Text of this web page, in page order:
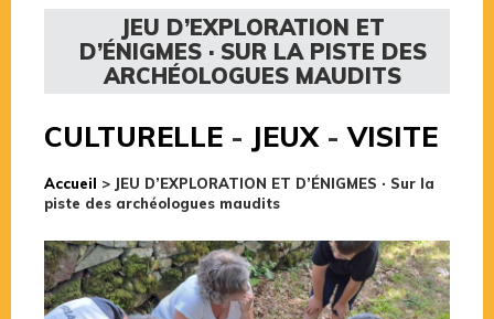
JEU D’EXPLORATION ET
D’ÉNIGMES · SUR LA PISTE DES
ARCHÉOLOGUES MAUDITS
CULTURELLE - JEUX -VISITE
Accueil > JEU D’EXPLORATION ET D’ÉNIGMES · Sur la
piste des archéologues maudits